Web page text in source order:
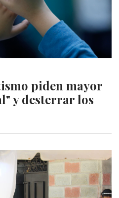
piden mayor
y desterrar los